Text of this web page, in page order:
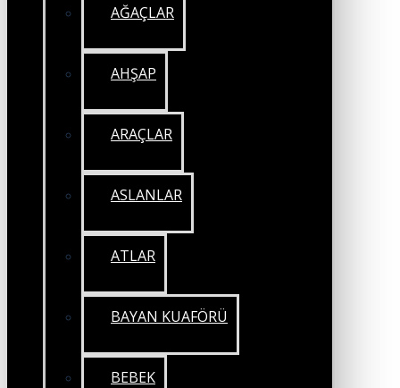
AĞAÇLAR
AHŞAP
ARAÇLAR
ASLANLAR
ATLAR
BAYAN KUAFÖRÜ
BEBEK